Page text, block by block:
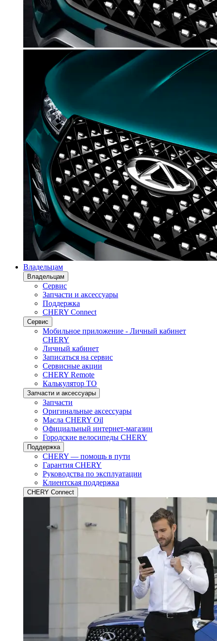
Владельцам
Владельцам
Сервис
Запчасти и аксессуары
Поддержка
CHERY Connect
Сервис
Мобильное приложение - Личный кабинет
CHERY
Личный кабинет
Записаться на сервис
Сервисные акции
CHERY Remote
Калькулятор ТО
Запчасти и аксессуары
Запчасти
Оригинальные аксессуары
Масла CHERY Oil
Официальный интернет-магазин
Городские велосипеды CHERY
Поддержка
CHERY — помощь в пути
Гарантия CHERY
Руководства по эксплуатации
Клиентская поддержка
CHERY Connect